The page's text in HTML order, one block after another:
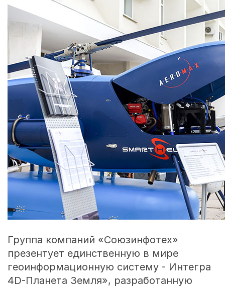
Группа компаний «Союзинфотех»
презентует единственную в мире
геоинформационную систему - Интегра
4D-Планета Земля», разработанную